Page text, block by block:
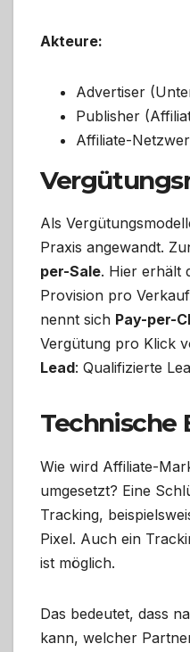
Akteure:
Advertiser
Publisher
Affiliate-
Als
Praxis angewandt.
per-Sale. Hier erhält
Provision pro
nennt sich Pay-per-
Vergütung pro Klick
Lead: Qualifizierte
Technische
Wie wird Affiliate-
umgesetzt? Eine
Tracking,
Pixel. Auch ein
ist möglich.
Das bedeutet, dass
kann, welcher